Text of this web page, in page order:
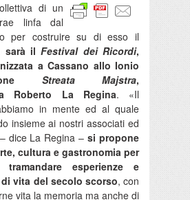
di un
linfa dal
per costruire su di esso il
sarà ilFestival dei Ricordi,
a Cassano allo Ionio
Streata Majstra,
Roberto La Regina. «Il
in mente ed al quale
insieme ai nostri associati ed
dice La Regina –si propone
cultura e gastronomia per
tramandare esperienze e
vita del secolo scorso, con
vita la memoria ma anche di